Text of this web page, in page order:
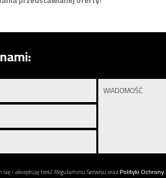
się i akceptuję treść Regulaminu Serwisu orazPolityki